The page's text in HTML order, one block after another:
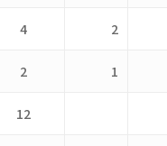
4 2
2 1
12